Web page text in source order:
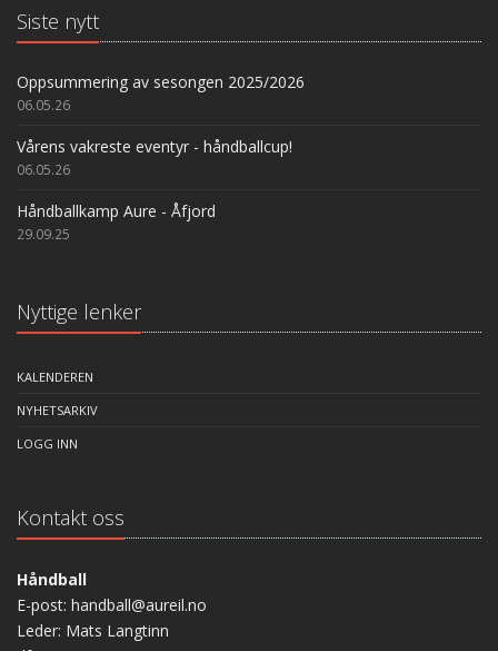
Siste nytt
Oppsummering av sesongen 2025/2026
06.05.26
Vårens vakreste eventyr - håndballcup!
06.05.26
Håndballkamp Aure - Åfjord
29.09.25
Nyttige lenker
KALENDEREN
NYHETSARKIV
LOGG INN
Kontakt oss
Håndball
E-post: handball@aureil.no
Leder: Mats Langtinn